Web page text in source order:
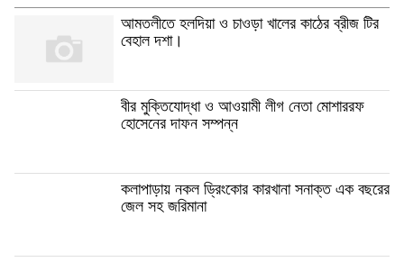
আমতলীতে হলদিয়া ও চাওড়া খালের কাঠের ব্রীজ টির
বেহাল দশা।
বীর মুক্তিযোদ্ধা ও আওয়ামী লীগ নেতা মোশাররফ
হোসেনের দাফন সম্পন্ন
কলাপাড়ায় নকল ড্রিংকোর কারখানা সনাক্ত এক বছরের
জেল সহ জরিমানা